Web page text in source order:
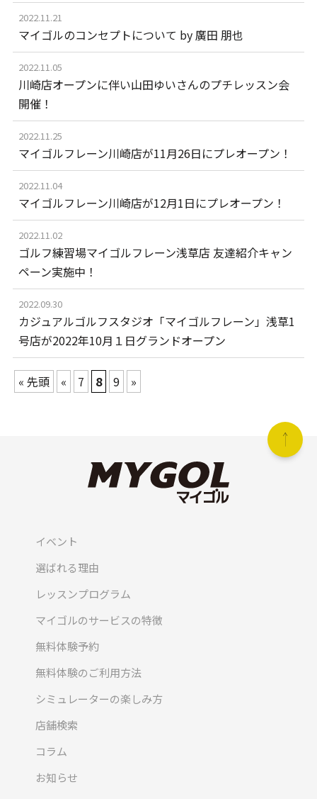
2022.11.21
マイゴルのコンセプトについて by 廣田 朋也
2022.11.05
川崎店オープンに伴い山田ゆいさんのプチレッスン会
開催！
2022.11.25
マイゴルフレーン川崎店が11月26日にプレオープン！
2022.11.04
マイゴルフレーン川崎店が12月1日にプレオープン！
2022.11.02
ゴルフ練習場マイゴルフレーン浅草店 友達紹介キャン
ペーン実施中！
2022.09.30
カジュアルゴルフスタジオ「マイゴルフレーン」浅草1
号店が2022年10月１日グランドオープン
« 先頭 « 7 8 9 »
イベント
選ばれる理由
レッスンプログラム
マイゴルのサービスの特徴
無料体験予約
無料体験のご利用方法
シミュレーターの楽しみ方
店舗検索
コラム
お知らせ